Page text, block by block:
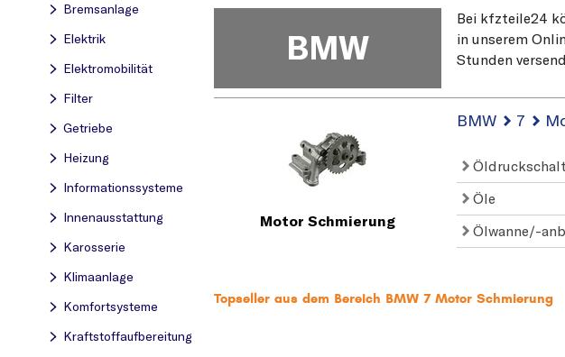
Bremsanlage
Elektrik
Elektromobilität
Filter
Getriebe
Heizung
Informationssysteme
Innenausstattung
Karosserie
Klimaanlage
Komfortsysteme
Kraftstoff­aufbereitung
BMW
Bei kfzteile24
in unserem
Stunden
Motor Schmierung
BMW 7
Öle
Ölwanne/-
Topseller aus dem Bereich BMW 7 Motor Schmierung